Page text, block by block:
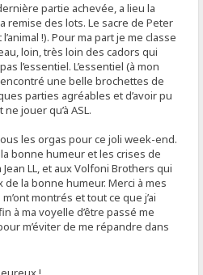
partie achevée, a lieu la
remise des lots. Le sacre de Peter
!). Pour ma part je me classe
loin, très loin des cadors qui
l’essentiel. L’essentiel (à mon
une belle brochettes de
parties agréables et d’avoir pu
jouer qu’à ASL.
les orgas pour ce joli week-end.
bonne humeur et les crises de
LL, et aux Volfoni Brothers qui
la bonne humeur. Merci à mes
montrés et tout ce que j’ai
à ma voyelle d’être passé me
m’éviter de me répandre dans